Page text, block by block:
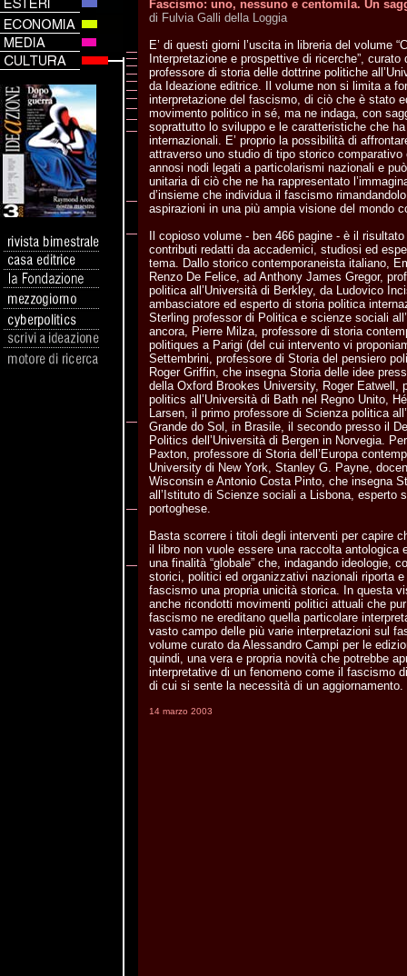
Fascismo: uno, nessuno e centomila. Un
di Fulvia Galli della Loggia
E’ di questi giorni l’uscita in libreria del volume
Interpretazione e prospettive di ricerche”, curato
professore di storia delle dottrine politiche
da Ideazione editrice. Il volume non si limita a
interpretazione del fascismo, di ciò che è stato
movimento politico in sé, ma ne indaga, con
soprattutto lo sviluppo e le caratteristiche che
internazionali. E’ proprio la possibilità di
attraverso uno studio di tipo storico
annosi nodi legati a particolarismi nazionali e
unitaria di ciò che ne ha rappresentato
d’insieme che individua il fascismo
aspirazioni in una più ampia visione del mondo
Il copioso volume - ben 466 pagine - è il
contributi redatti da accademici, studiosi ed
tema. Dallo storico contemporaneista italiano,
Renzo De Felice, ad Anthony James Gregor,
politica all’Università di Berkley, da Ludovico
ambasciatore ed esperto di storia politica
Sterling professor di Politica e scienze sociali
ancora, Pierre Milza, professore di storia
politiques a Parigi (del cui intervento vi
Settembrini, professore di Storia del pensiero
Roger Griffin, che insegna Storia delle idee
della Oxford Brookes University, Roger Eatwell,
politics all’Università di Bath nel Regno Unito,
Larsen, il primo professore di Scienza politica
Grande do Sol, in Brasile, il secondo presso il
Politics dell’Università di Bergen in Norvegia.
Paxton, professore di Storia dell’Europa
University di New York, Stanley G. Payne,
Wisconsin e Antonio Costa Pinto, che insegna
all’Istituto di Scienze sociali a Lisbona, esperto
portoghese.
Basta scorrere i titoli degli interventi per capire
il libro non vuole essere una raccolta antologica
una finalità “globale” che, indagando ideologie,
storici, politici ed organizzativi nazionali riporta
fascismo una propria unicità storica. In questa
anche ricondotti movimenti politici attuali che
fascismo ne ereditano quella particolare
vasto campo delle più varie interpretazioni sul
volume curato da Alessandro Campi per le
quindi, una vera e propria novità che potrebbe
interpretative di un fenomeno come il fascismo
di cui si sente la necessità di un aggiornamento.
14 marzo 2003